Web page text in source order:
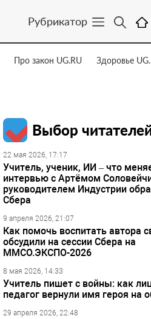
Рубрикатор
Про закон UG.RU Здоровье
Выбор
22 мая 2026, 17:17
Учитель, ученик, ИИ – что
интервью с Артёмом
руководителем Индустрии
Сбера
9 апреля 2026, 21:07
Как помочь воспитать автора
обсудили на сессии Сбера на
ММСО.ЭКСПО-2026
8 мая 2026, 14:33
Учитель пишет с войны: как
педагог вернули имя героя на
29 апреля 2026, 22:48